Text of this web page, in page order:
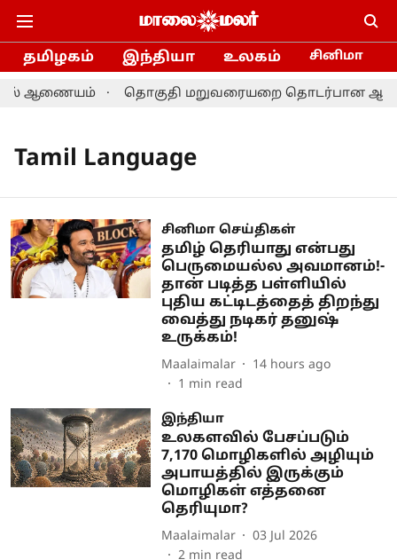
தமிழகம் இந்தியா உலகம் சினிமா
ஆணையம் தொகுதி மறுவரையறை தொடர்பான
Tamil Language
சினிமா செய்திகள்
தமிழ் தெரியாது என்பது
பெருமையல்ல அவமானம்!-
தான் படித்த பள்ளியில்
புதிய கட்டிடத்தைத் திறந்து
வைத்து நடிகர் தனுஷ்
உருக்கம்!
Maalaimalar
14 hours ago
1 min read
இந்தியா
உலகளவில் பேசப்படும்
7,170 மொழிகளில் அழியும்
அபாயத்தில் இருக்கும்
மொழிகள் எத்தனை
தெரியுமா?
Maalaimalar
03 Jul 2026
2 min read